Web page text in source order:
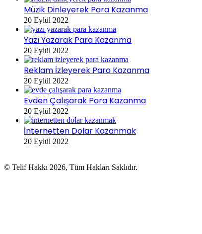
Müzik Dinleyerek Para Kazanma
20 Eylül 2022
Yazı Yazarak Para Kazanma
20 Eylül 2022
Reklam İzleyerek Para Kazanma
20 Eylül 2022
Evden Çalışarak Para Kazanma
20 Eylül 2022
İnternetten Dolar Kazanmak
20 Eylül 2022
© Telif Hakkı 2026, Tüm Hakları Saklıdır.